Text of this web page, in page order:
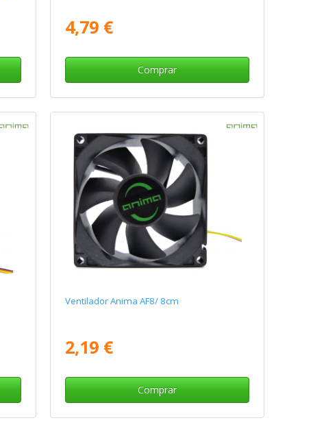
4,79 €
Comprar
Ventilador Anima AF8/ 8cm
2,19 €
Comprar